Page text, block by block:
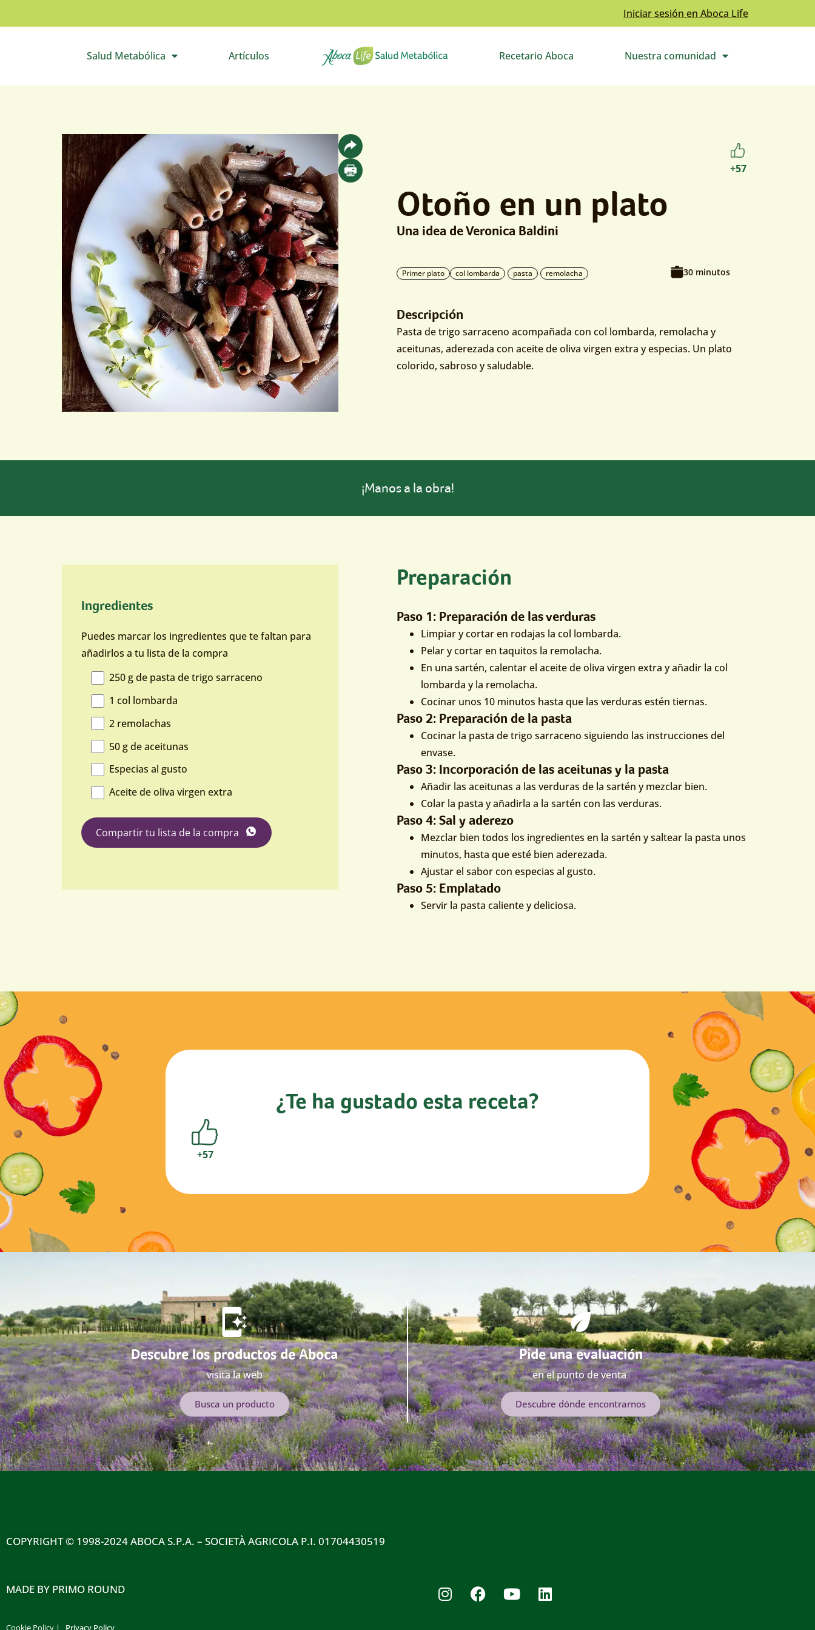
Iniciar sesión en Aboca Life
Abre el submenú
Salud Metabólica Artículos Ir a la página de inicio Recetario Aboca Abre el submenú
Nuestra comunidad
+57
Otoño en un plato
Una idea de Veronica Baldini
Primer plato col lombarda pasta remolacha 30 minutos
Descripción
Pasta de trigo sarraceno acompañada con col lombarda, remolacha y
aceitunas, aderezada con aceite de oliva virgen extra y especias. Un plato
colorido, sabroso y saludable.
¡Manos a la obra!
Ingredientes
Puedes marcar los ingredientes que te faltan para
añadirlos a tu lista de la compra
250 g de pasta de trigo sarraceno
1 col lombarda
2 remolachas
50 g de aceitunas
Especias al gusto
Aceite de oliva virgen extra
Compartir tu lista de la compra
Preparación
Paso 1: Preparación de las verduras
Limpiar y cortar en rodajas la col lombarda.
Pelar y cortar en taquitos la remolacha.
En una sartén, calentar el aceite de oliva virgen extra y añadir la col
lombarda y la remolacha.
Cocinar unos 10 minutos hasta que las verduras estén tiernas.
Paso 2: Preparación de la pasta
Cocinar la pasta de trigo sarraceno siguiendo las instrucciones del
envase.
Paso 3: Incorporación de las aceitunas y la pasta
Añadir las aceitunas a las verduras de la sartén y mezclar bien.
Colar la pasta y añadirla a la sartén con las verduras.
Paso 4: Sal y aderezo
Mezclar bien todos los ingredientes en la sartén y saltear la pasta unos
minutos, hasta que esté bien aderezada.
Ajustar el sabor con especias al gusto.
Paso 5: Emplatado
Servir la pasta caliente y deliciosa.
¿Te ha gustado esta receta?
+57
Descubre los productos de Aboca
visita la web
Busca un producto
Pide una evaluación
en el punto de venta
Descubre dónde encontrarnos
COPYRIGHT © 1998-2024 ABOCA S.P.A. – SOCIETÀ AGRICOLA P.I. 01704430519
MADE BY PRIMO ROUND
Cookie Policy | Privacy Policy